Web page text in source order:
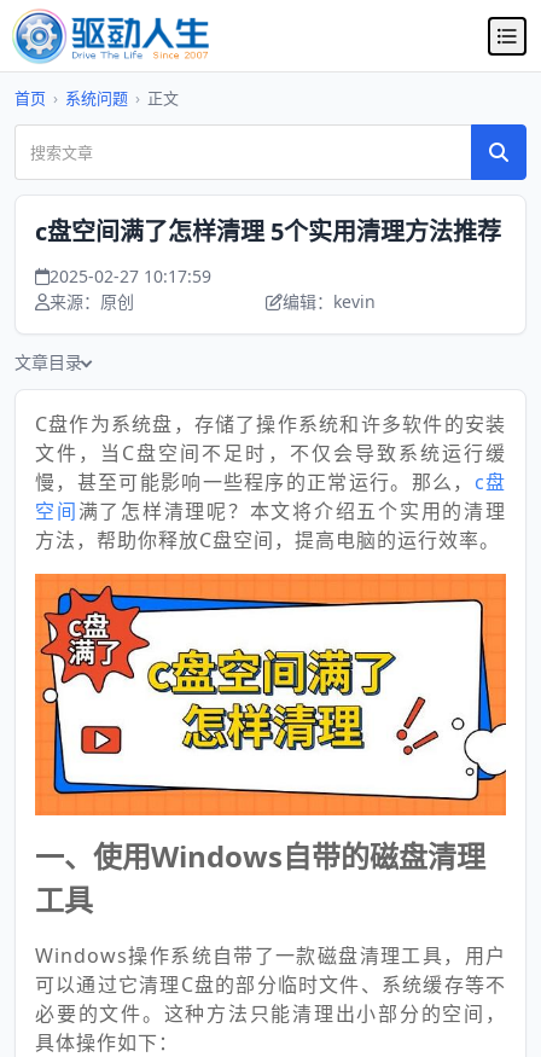
首页 › 系统问题 › 正文
c盘空间满了怎样清理 5个实用清理方法推荐
2025-02-27 10:17:59
来源：原创
编辑：kevin
文章目录
C盘作为系统盘，存储了操作系统和许多软件的安装
文件，当C盘空间不足时，不仅会导致系统运行缓
慢，甚至可能影响一些程序的正常运行。那么， c盘
空间满了怎样清理呢？本文将介绍五个实用的清理
方法，帮助你释放C盘空间，提高电脑的运行效率。
一、使用Windows自带的磁盘清理
工具
Windows操作系统自带了一款磁盘清理工具，用户
可以通过它清理C盘的部分临时文件、系统缓存等不
必要的文件。这种方法只能清理出小部分的空间，
具体操作如下：